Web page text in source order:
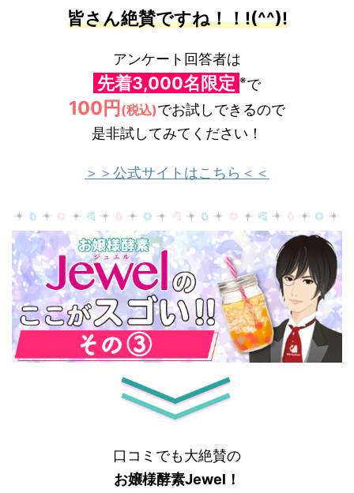
皆さん絶賛ですね！！!(^^)!
アンケート回答者は
先着3,000名限定 ※で
100円(税込)でお試しできるので
是非試してみてください！
＞＞公式サイトはこちら＜＜
口コミでも大絶賛の
お嬢様酵素Jewel！